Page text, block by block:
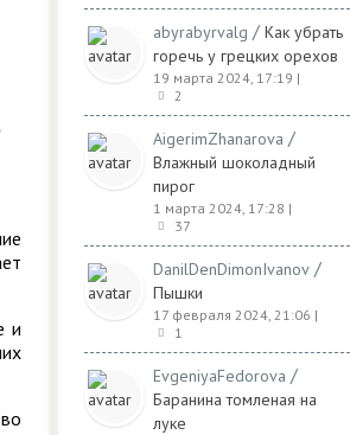
и
abyrabyrvalg / Как убрать
горечь у грецких орехов
19 марта 2024, 17:19 |
2
AigerimZhanarova /
Влажный шоколадный
пирог
1 марта 2024, 17:28 |
37
DanilDenDimonIvanov /
Пышки
17 февраля 2024, 21:06 |
1
EvgeniyaFedorova /
Баранина томленая на
луке